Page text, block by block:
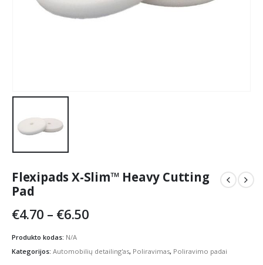
Flexipads X-Slim™ Heavy Cutting
Pad
€4.70 – €6.50Price
through
Produkto kodas: N/A
Kategorijos: Automobilių detailing'as, Poliravimas, Poliravimo padai